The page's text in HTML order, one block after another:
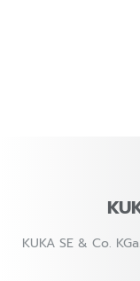
KUKA SE & Co.